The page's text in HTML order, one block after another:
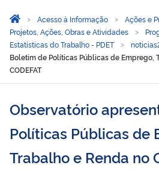
Você está aqui:
Página Inicial
Acesso à Informação Ações e
Projetos, Ações, Obras e Atividades
Estatísticas do Trabalho - PDET
Boletim de Políticas Públicas de Emprego,
CODEFAT
Observatório
Políticas Públicas de
Trabalho e Renda no